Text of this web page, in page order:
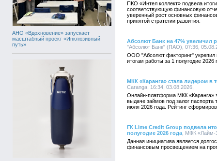
АНО «Вдохновение» запускает
масштабный проект «Инклюзивный
путь»
ПКО «Интел коллект» подвела
соответствующую финансовую
уверенный рост основных
принятой стратегии развития.
Абсолют Банк на 47% увеличил
"Абсолют Банк" (ПАО), 07:36,
ООО "Абсолют факторинг" укрепил
итогам работы за 1 полугодие 2026
МКК «Каранга» стала лидером в
Caranga, 16:34, 03.08.2026,
Онлайн-платформа МКК «Каранга»
выдаче займов под залог паспорта
июля 2026 года. Рейтинг
ГК Lime Credit Group подвела
полугодие 2026 года , МФК
Данная инициатива является
финансовым просвещением на